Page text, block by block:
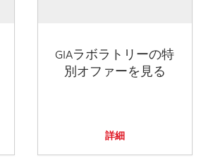
GIAラボラトリーの特
別オファーを見る
詳細